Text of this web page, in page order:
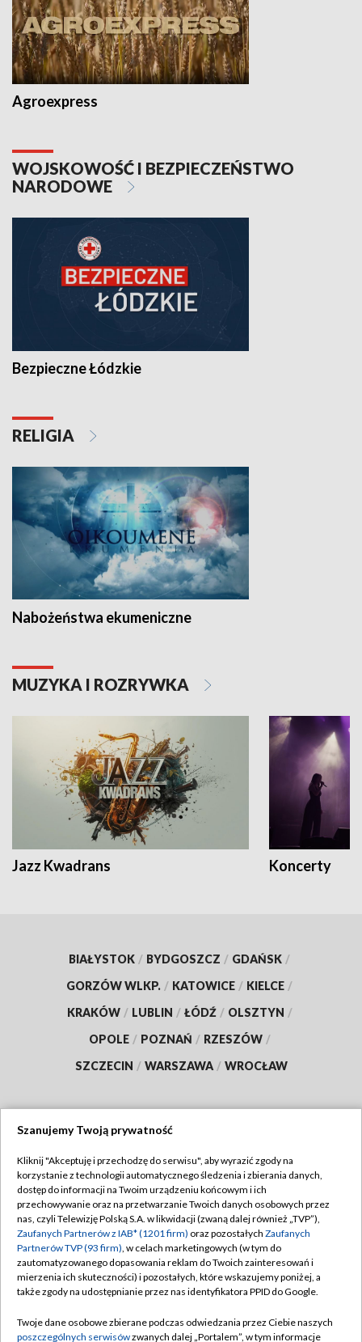
Agroexpress
WOJSKOWOŚĆ I BEZPIECZEŃSTWO
NARODOWE
Bezpieczne Łódzkie
RELIGIA
Nabożeństwa ekumeniczne
MUZYKA I ROZRYWKA
Jazz Kwadrans Koncerty
BIAŁYSTOK / BYDGOSZCZ / GDAŃSK /
GORZÓW WLKP. / KATOWICE / KIELCE /
KRAKÓW / LUBLIN / ŁÓDŹ / OLSZTYN /
OPOLE / POZNAŃ / RZESZÓW /
SZCZECIN / WARSZAWA / WROCŁAW
TVP
Abonament TVP
Emisja w TVP
Centrum informacji TVP
Naziemna Telewizja Cyfrowa
Rada Programowa
Regulamin TVP
Polityka prywatności
Moje zgody
Pomoc
Kontakt
Szanujemy Twoją prywatność
Kliknij "Akceptuję i przechodzę do serwisu", aby wyrazić zgody na
korzystanie z technologii automatycznego śledzenia i zbierania danych,
dostęp do informacji na Twoim urządzeniu końcowym i ich
przechowywanie oraz na przetwarzanie Twoich danych osobowych przez
nas, czyli Telewizję Polską S.A. w likwidacji (zwaną dalej również „TVP”),
Zaufanych Partnerów z IAB* (1201 firm) oraz pozostałych Zaufanych
Partnerów TVP (93 firm), w celach marketingowych (w tym do
zautomatyzowanego dopasowania reklam do Twoich zainteresowań i
mierzenia ich skuteczności) i pozostałych, które wskazujemy poniżej, a
także zgody na udostępnianie przez nas identyfikatora PPID do Google.
Twoje dane osobowe zbierane podczas odwiedzania przez Ciebie naszych
poszczególnych serwisówzwanych dalej „Portalem”, w tym informacje